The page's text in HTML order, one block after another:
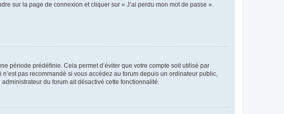
sur la page de connexion et cliquer sur « J’ai perdu mon mot de passe ».
période prédéfinie. Cela permet d’éviter que votre compte soit utilisé par
pas recommandé si vous accédez au forum depuis un ordinateur public,
du forum ait désactivé cette fonctionnalité.